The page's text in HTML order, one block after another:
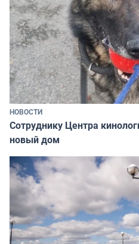
НОВОСТИ
Сотруднику Центра
новый дом